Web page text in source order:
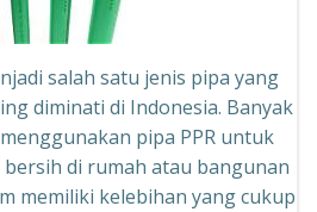
salah satu jenis pipa yang
diminati di Indonesia. Banyak
pipa PPR untuk
di rumah atau bangunan
memiliki kelebihan yang cukup